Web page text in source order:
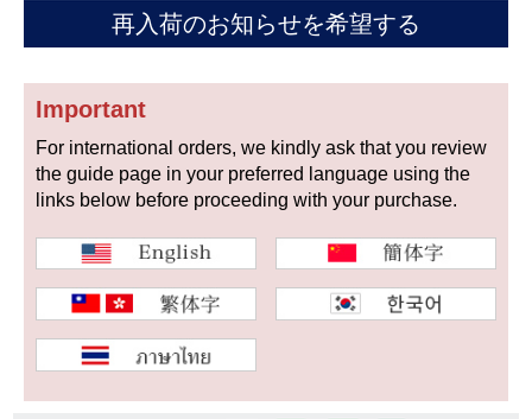
ヴァシュロン
コンスタンタン
チューダー パネライ
商品の状態から探す
中古品 アンティーク品
WEB限定品
再入荷のお知らせを希望する
Important
For international orders, we kindly ask that you review
the guide page in your preferred language using the
links below before proceeding with your purchase.